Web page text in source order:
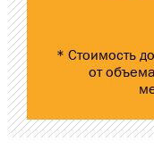
* Стоимость
от